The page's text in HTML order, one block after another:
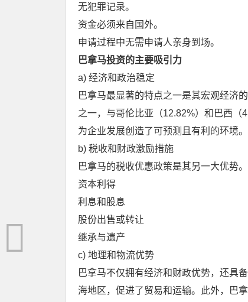
无犯罪记录。
资金必须来自国外。
申请过程中无需申请人亲身到场。
巴拿马投资的主要吸引力
a) 经济和政治稳定
巴拿马最显著的特点之一是其宏观经济
之一，与哥伦比亚（12.82%）和巴西（
为企业发展创造了可预测且有利的环境。
b) 税收和财政激励措施
巴拿马的税收优惠政策是其另一大优势
资本利得
利息和股息
股份出售或转让
继承与遗产
c) 地理和物流优势
巴拿马不仅拥有经济和财政优势，还具
海地区，促进了贸易和运输。此外，巴